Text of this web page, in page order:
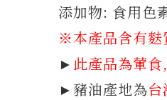
添加物: 食用色
※本產品含有麩
► 此產品為葷
►豬油產地為台